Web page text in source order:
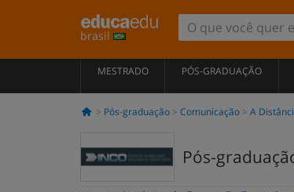
brasil
MESTRADO PÓS-GRADUAÇÃO
Pós-graduação Comunicação A
Pós-